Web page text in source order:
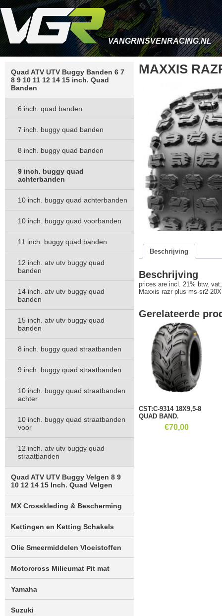
VANGRINSVENRACING.NL
Quad ATV UTV Buggy Banden 6 7
8 9 10 11 12 14 15 inch. Quad
Banden
6 inch. quad banden
7 inch. buggy quad banden
8 inch. buggy quad banden
9 inch. buggy quad
achterbanden
10 inch. buggy quad achterbanden
10 inch. buggy quad voorbanden
11 inch. buggy quad banden
12 inch. atv utv buggy quad
banden
14 inch. atv utv buggy quad
banden
15 inch. atv utv buggy quad
banden
8 inch. buggy quad straatbanden
9 inch. buggy quad straatbanden
10 inch. buggy quad straatbanden
achter
10 inch. buggy quad straatbanden
voor
12 inch. atv utv buggy quad
straatbanden
Quad ATV UTV Buggy Velgen 8 9
10 12 14 15 Inch. Quad Velgen
MX Crosskleding & Bescherming
Kettingen en Ketting Schakels
Olie Smeermiddelen Vloeistoffen
Motorcross Milieumat Pit mat
Yamaha
Suzuki
MAXXIS
Beschrijving
Beschrijving
prices are incl. 21% btw,
Maxxis razr plus ms-sr2
Gerelateerde
CST:C-9314 18X9,5-8
QUAD BAND.
€70,00